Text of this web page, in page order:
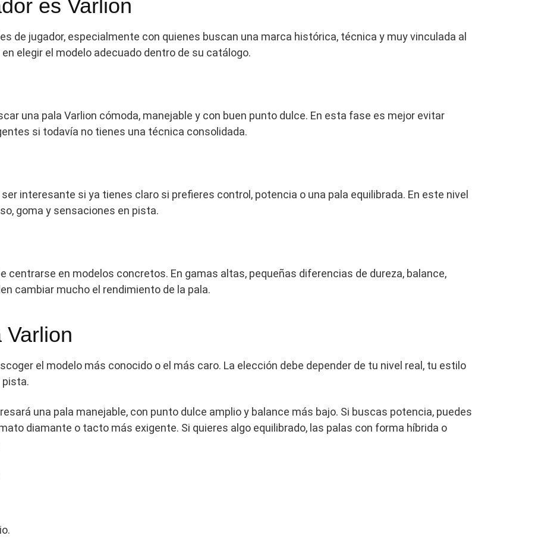
es Varlion
de jugador, especialmente con quienes buscan una marca histórica, técnica y muy vinculada al
elegir el modelo adecuado dentro de su catálogo.
una pala Varlion cómoda, manejable y con buen punto dulce. En esta fase es mejor evitar
si todavía no tienes una técnica consolidada.
interesante si ya tienes claro si prefieres control, potencia o una pala equilibrada. En este nivel
goma y sensaciones en pista.
centrarse en modelos concretos. En gamas altas, pequeñas diferencias de dureza, balance,
cambiar mucho el rendimiento de la pala.
el modelo más conocido o el más caro. La elección debe depender de tu nivel real, tu estilo
pista.
una pala manejable, con punto dulce amplio y balance más bajo. Si buscas potencia, puedes
diamante o tacto más exigente. Si quieres algo equilibrado, las palas con forma híbrida o